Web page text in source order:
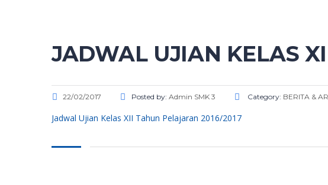
JADWAL UJIAN KELAS
22/02/2017 Posted by: Admin SMK 3 Category: BERITA &
Jadwal Ujian Kelas XII Tahun Pelajaran 2016/2017